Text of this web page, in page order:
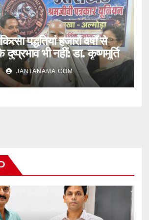
पद्धतियां हजारों वर्षों से
भी नहीं: डा. कृष्णमूर्ति
JANTANAMA.COM